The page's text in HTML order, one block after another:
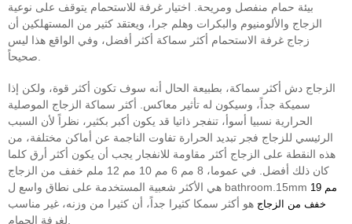
بيئة حمام منفصل ومريحة. اختيار غرفة للاستحمام يتوقف على نوعية
الزجاج والألومنيوم والبكرات وهلم جرا، ويعتقد كثير من المستهلكين أن
زجاج غرفة الاستحمام أكثر سماكة أكثر أفضل، وفي الواقع هذا ليس
الزجاج دش أكثر سماكة، بطبيعة الحال أنه سوف تكون أكثر قوة، ولكن إذا
سميكة جداً، وسيكون له تأثير معاكس. أكثر سماكة الزجاج الموصلية
الحرارية نسبيا أسوأ، تنفجر ذاتيا قد يكون أكبر بكثير، نظراً لأن السبب
الرئيسي للزجاج فجر تبديد الحرارة تفاوت الناجمة عن أماكن مختلفة، من
هذه النقطة على الزجاج أكثر مقاومة للانفجار يجب أن يكون أكثر أرق كلما
كان ذلك أفضل. في عموما، 8 مم 6 مم 10 مم 12 ملم خفف من الزجاج
هي الأكثر شعبية المستخدمة على نطاق واسع ل bathroom.15mm 19 مم
خفف من الزجاج هو أكثر سمكا كثيرا جداً، أن كثيرا من وزنه، غير مناسب